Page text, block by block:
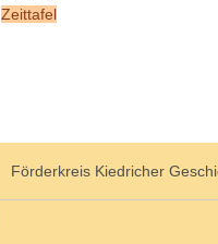
Zeittafel
Förderkreis Kiedricher